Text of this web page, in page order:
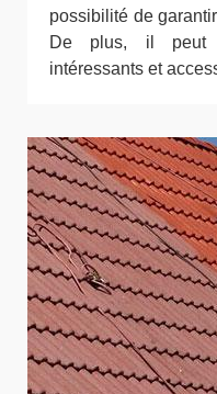
possibilité de
De plus, il peut
intéressants et